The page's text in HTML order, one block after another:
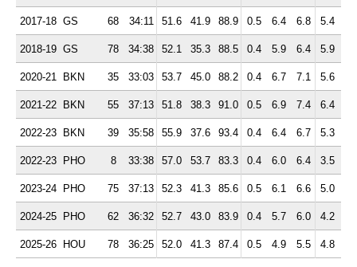
2017-18 GS 68 34:11 51.6 41.9 88.9 0.5 6.4 6.8 5.4
2018-19 GS 78 34:38 52.1 35.3 88.5 0.4 5.9 6.4 5.9
2020-21 BKN 35 33:03 53.7 45.0 88.2 0.4 6.7 7.1 5.6
2021-22 BKN 55 37:13 51.8 38.3 91.0 0.5 6.9 7.4 6.4
2022-23 BKN 39 35:58 55.9 37.6 93.4 0.4 6.4 6.7 5.3
2022-23 PHO 8 33:38 57.0 53.7 83.3 0.4 6.0 6.4 3.5
2023-24 PHO 75 37:13 52.3 41.3 85.6 0.5 6.1 6.6 5.0
2024-25 PHO 62 36:32 52.7 43.0 83.9 0.4 5.7 6.0 4.2
2025-26 HOU 78 36:25 52.0 41.3 87.4 0.5 4.9 5.5 4.8